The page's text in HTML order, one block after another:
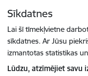
Sīkdatnes
Lai šī tīmekļvietne
sīkdatnes. Ar Jūsu
izmantotas statistikas
Lūdzu, atzīmējiet savu